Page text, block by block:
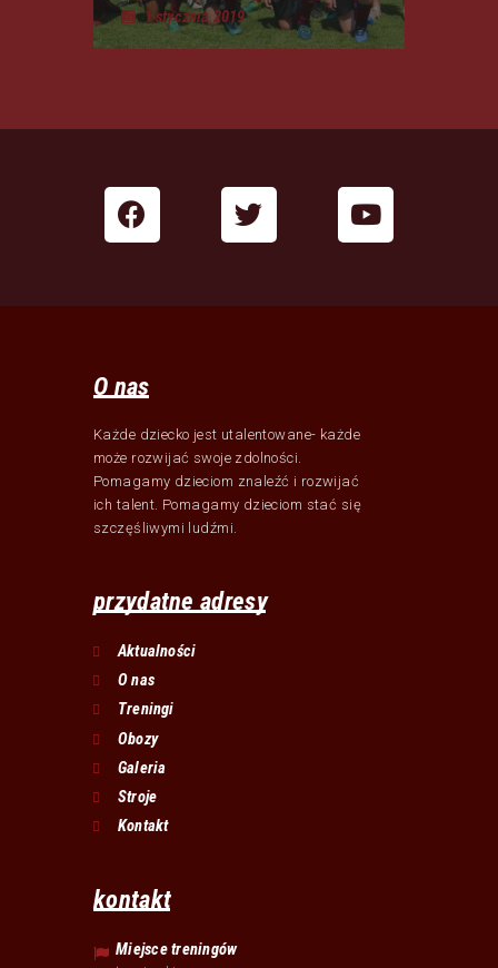
1 stycznia 2019
O nas
Każde dziecko jest utalentowane- każde
może rozwijać swoje zdolności.
Pomagamy dzieciom znaleźć i rozwijać
ich talent. Pomagamy dzieciom stać się
szczęśliwymi ludźmi.
przydatne adresy
Aktualności
O nas
Treningi
Obozy
Galeria
Stroje
Kontakt
kontakt
Miejsce treningów